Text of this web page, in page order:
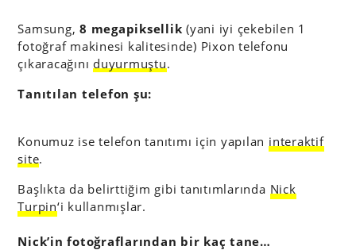
Samsung,8 megapiksellik (yani iyi çekebilen 1
fotoğraf makinesi kalitesinde) Pixon telefonu
çıkaracağını duyurmuştu.
Tanıtılan telefon şu:
Konumuz ise telefon tanıtımı için yapılan interaktif
site.
Başlıkta da belirttiğim gibi tanıtımlarında Nick
Turpin‘i kullanmışlar.
Nick’in fotoğraflarından bir kaç tane…